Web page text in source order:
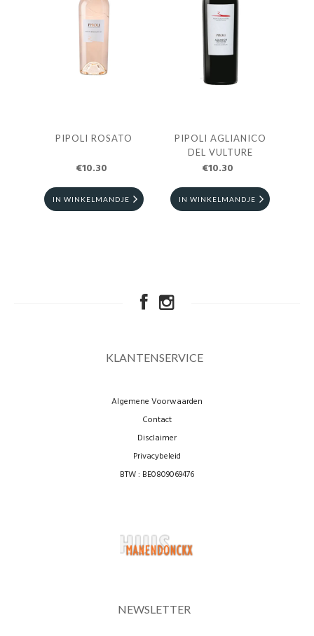
PIPOLI ROSATO
€10.30
IN WINKELMANDJE
PIPOLI AGLIANICO
DEL VULTURE
€10.30
IN WINKELMANDJE
KLANTENSERVICE
Algemene Voorwaarden
Contact
Disclaimer
Privacybeleid
BTW : BE0809069476
NEWSLETTER